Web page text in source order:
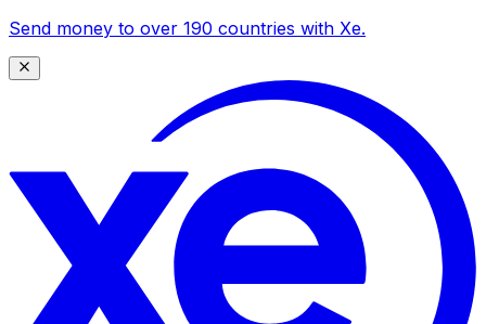
Send money to over 190 countries with Xe.